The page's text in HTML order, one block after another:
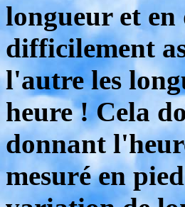
longueur et
difficilement
l'autre les
heure ! Cela
donnant
mesuré en